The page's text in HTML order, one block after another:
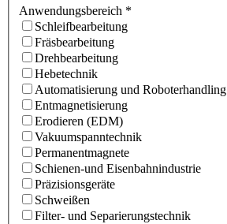
Anwendungsbereich *
Schleifbearbeitung
Fräsbearbeitung
Drehbearbeitung
Hebetechnik
Automatisierung und Roboterhandling
Entmagnetisierung
Erodieren (EDM)
Vakuumspanntechnik
Permanentmagnete
Schienen-und Eisenbahnindustrie
Präzisionsgeräte
Schweißen
Filter- und Separierungstechnik